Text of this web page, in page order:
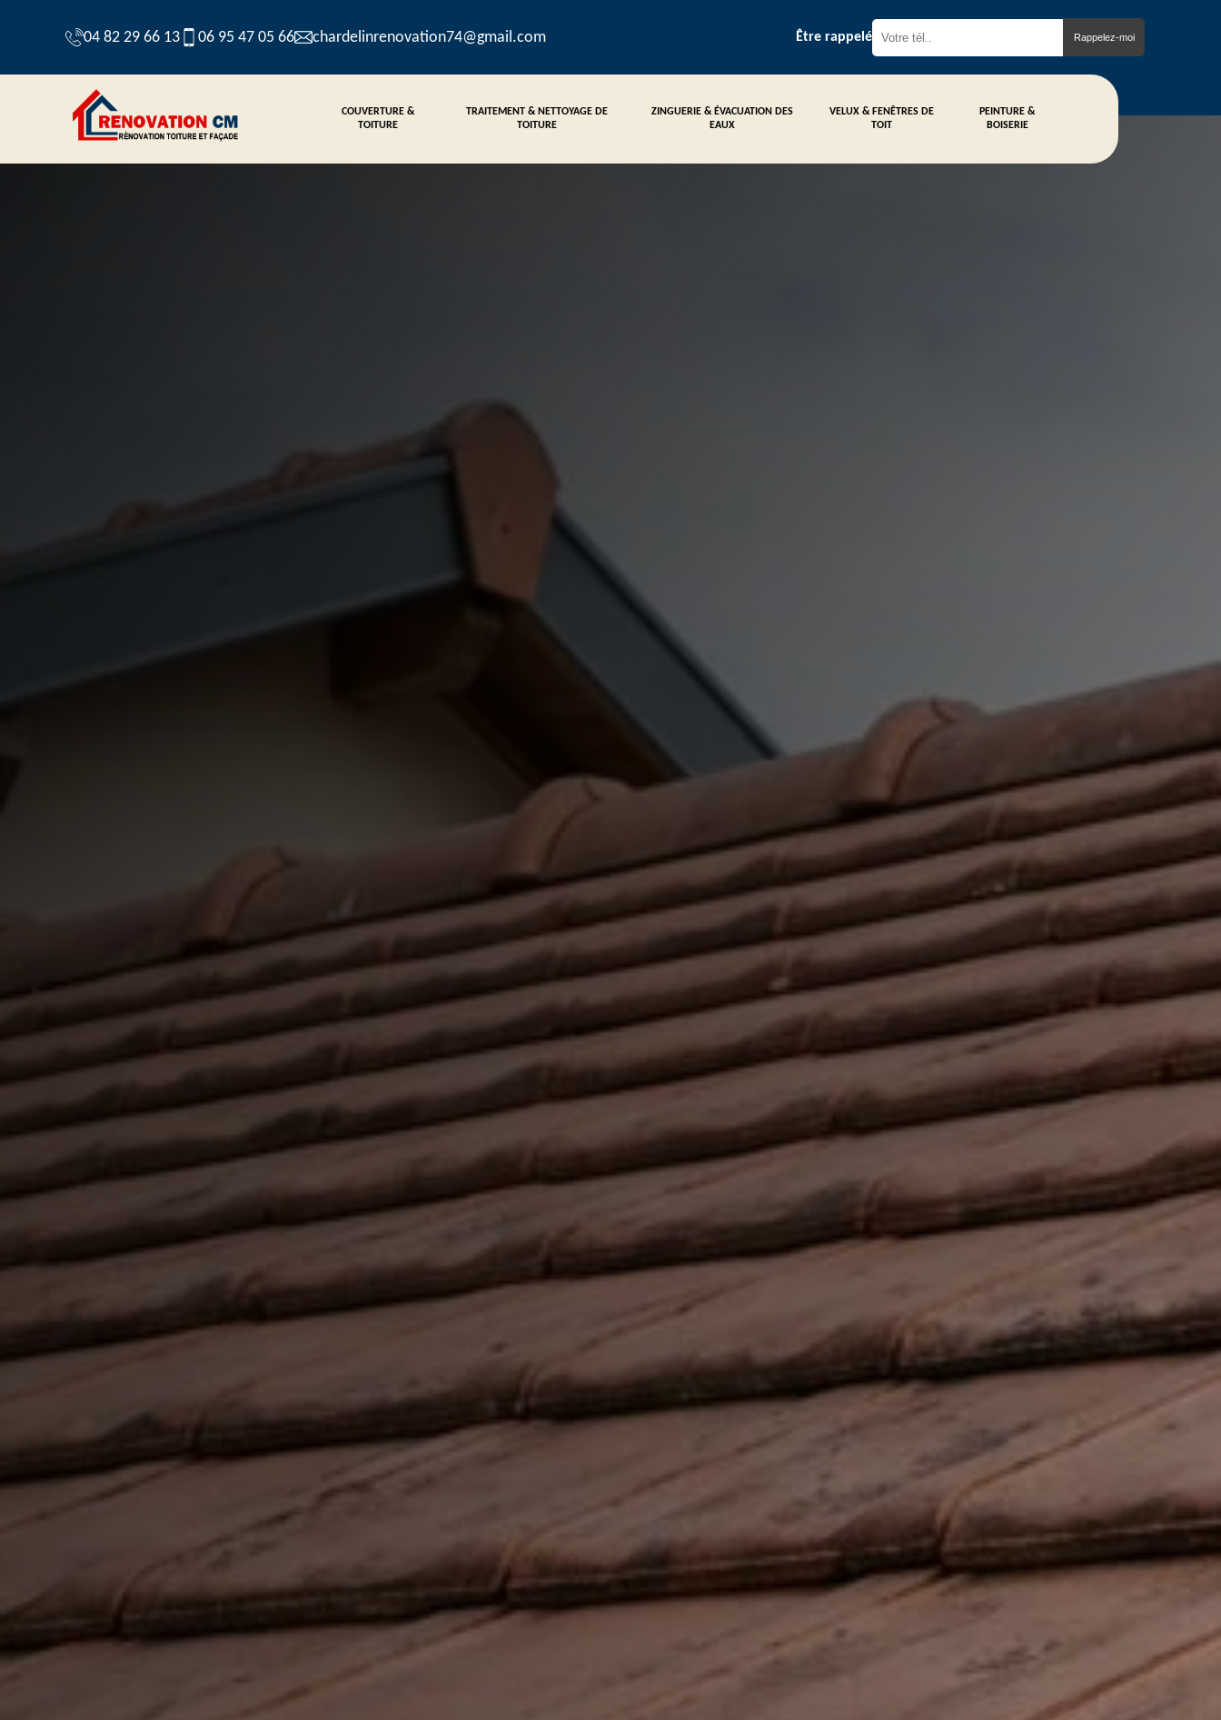
04 82 29 66 13 06 95 47 05 66 chardelinrenovation74@gmail.com Être rappelé
COUVERTURE &
TOITURE
TRAITEMENT & NETTOYAGE DE
TOITURE
ZINGUERIE & ÉVACUATION DES
EAUX
VELUX & FENÊTRES DE
TOIT
PEINTURE &
BOISERIE